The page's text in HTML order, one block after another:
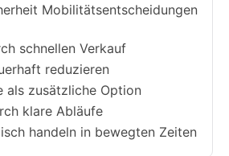
Mobilitätsentscheidungen
schnellen Verkauf
reduzieren
als zusätzliche Option
klare Abläufe
handeln in bewegten Zeiten